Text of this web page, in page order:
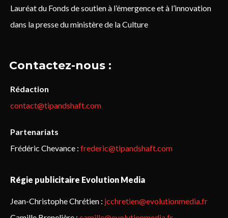
Lauréat du Fonds de soutien à l’émergence et à l’innovation
dans la presse du ministère de la Culture
Contactez-nous :
Rédaction
contact@tipandshaft.com
Partenariats
Frédéric Chevance : frederic@tipandshaft.com
Régie publicitaire Evolution Media
Jean-Christophe Chrétien : jcchretien@evolutionmedia.fr